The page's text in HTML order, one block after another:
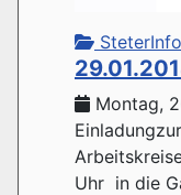
SteterInfo
Montag,
Uhr in die